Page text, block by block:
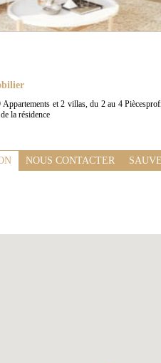
et 2 villas, du 2 au 4
la résidence
NOUS CONTACTER